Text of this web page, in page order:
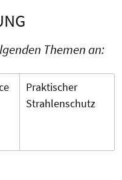
Themen an:
Praktischer
Strahlenschutz